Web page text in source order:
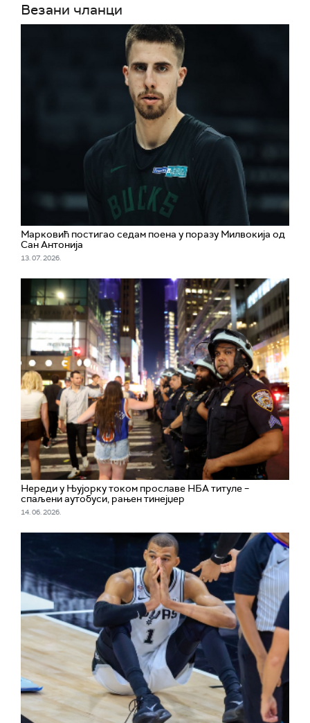
Везани чланци
Марковић постигао седам поена у поразу Милвокија од
Сан Антонија
13. 07. 2026.
Нереди у Њујорку током прославе НБА титуле –
спаљени аутобуси, рањен тинејџер
14. 06. 2026.